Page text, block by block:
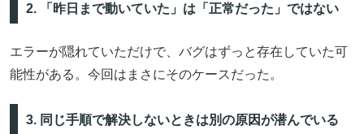
2. 「昨日まで動いていた」は「正常だった」ではない
エラーが隠れていただけで、バグはずっと存在していた可
能性がある。今回はまさにそのケースだった。
3. 同じ手順で解決しないときは別の原因が潜んでいる